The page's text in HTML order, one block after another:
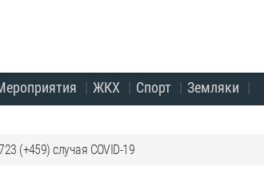
ЖКХ Спорт Земляки
(+459) случая COVID-19